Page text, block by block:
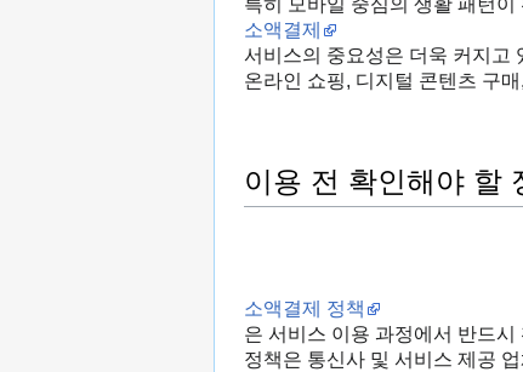
소액결제
서비스의 중요성은 더욱 커지고
온라인 쇼핑, 디지털 콘텐츠 구
이용 전 확인해야 할
소액결제 정책
은 서비스 이용 과정에서 반드
정책은 통신사 및 서비스 제공